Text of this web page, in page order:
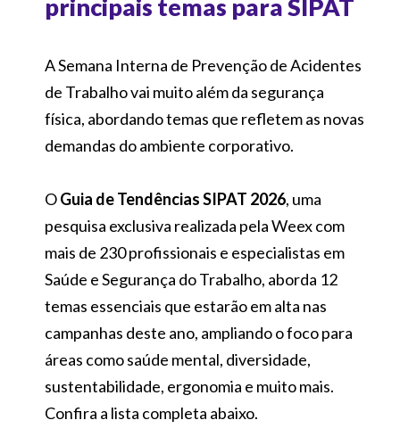
principais temas para SIPAT
A Semana Interna de Prevenção de Acidentes
de Trabalho vai muito além da segurança
física, abordando temas que refletem as novas
demandas do ambiente corporativo.
OGuia de Tendências SIPAT 2026, uma
pesquisa exclusiva realizada pela Weex com
mais de 230 profissionais e especialistas em
Saúde e Segurança do Trabalho, aborda 12
temas essenciais que estarão em alta nas
campanhas deste ano, ampliando o foco para
áreas como saúde mental, diversidade,
sustentabilidade, ergonomia e muito mais.
Confira a lista completa abaixo.